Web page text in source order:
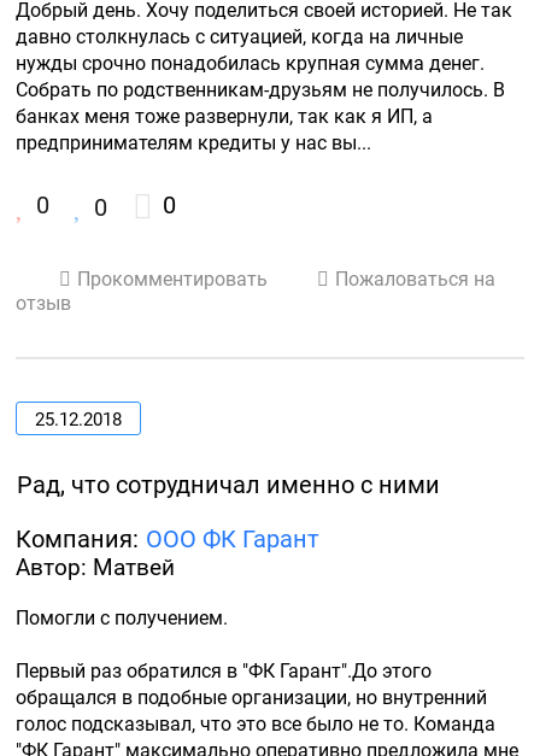
Добрый день. Хочу поделиться своей историей. Не так
давно столкнулась с ситуацией, когда на личные
нужды срочно понадобилась крупная сумма денег.
Собрать по родственникам-друзьям не получилось. В
банках меня тоже развернули, так как я ИП, а
предпринимателям кредиты у нас вы...
0 0 0
Прокомментировать
Пожаловаться на
отзыв
25.12.2018
Рад, что сотрудничал именно с ними
Компания: ООО ФК Гарант
Автор: Матвей
Помогли с получением.
Первый раз обратился в "ФК Гарант".До этого
обращался в подобные организации, но внутренний
голос подсказывал, что это все было не то. Команда
"ФК Гарант" максимально оперативно предложила мне